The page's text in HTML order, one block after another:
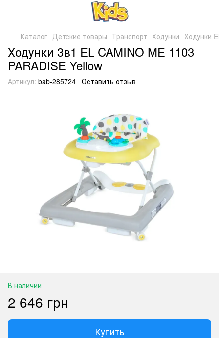
Каталог Детские товары Транспорт Ходунки Ходунки
Ходунки 3в1 EL CAMINO ME 1103
PARADISE Yellow
Артикул: bab-285724 Оставить отзыв
В наличии
2 646 грн
Купить